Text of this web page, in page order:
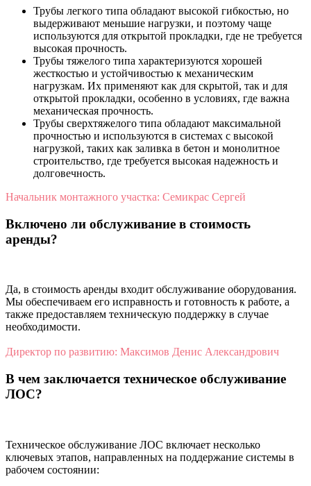
Трубы легкого типа обладают высокой гибкостью, но
выдерживают меньшие нагрузки, и поэтому чаще
используются для открытой прокладки, где не требуется
высокая прочность.
Трубы тяжелого типа характеризуются хорошей
жесткостью и устойчивостью к механическим
нагрузкам. Их применяют как для скрытой, так и для
открытой прокладки, особенно в условиях, где важна
механическая прочность.
Трубы сверхтяжелого типа обладают максимальной
прочностью и используются в системах с высокой
нагрузкой, таких как заливка в бетон и монолитное
строительство, где требуется высокая надежность и
долговечность.
Начальник монтажного участка: Семикрас Сергей
Включено ли обслуживание в стоимость
аренды?
Да, в стоимость аренды входит обслуживание оборудования.
Мы обеспечиваем его исправность и готовность к работе, а
также предоставляем техническую поддержку в случае
необходимости.
Директор по развитию: Максимов Денис Александрович
В чем заключается техническое обслуживание
ЛОС?
Техническое обслуживание ЛОС включает несколько
ключевых этапов, направленных на поддержание системы в
рабочем состоянии: